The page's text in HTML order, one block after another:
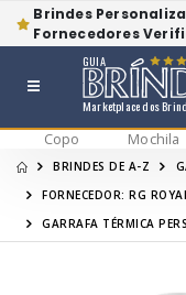
Brindes
Fornecedores
Marketplace dos
GUIA
Copo Mochila
BRINDES DE A-Z
FORNECEDOR: RG
GARRAFA TÉRMICA